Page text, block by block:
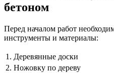
бетоном
Перед началом работ
инструменты и материалы:
1. Деревянные доски
2. Ножовку по дереву